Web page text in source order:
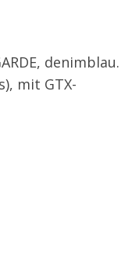
denimblau.
mit GTX-